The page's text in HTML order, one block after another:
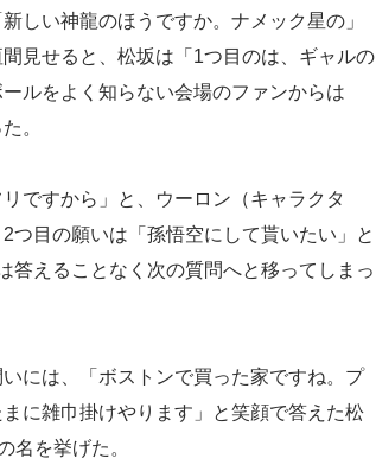
しい神龍のほうですか。ナメック星の」
見せると、松坂は「1つ目のは、ギャルの
ルをよく知らない会場のファンからは
。
ですから」と、ウーロン（キャラクタ
つ目の願いは「孫悟空にして貰いたい」と
答えることなく次の質問へと移ってしまっ
には、「ボストンで買った家ですね。プ
に雑巾掛けやります」と笑顔で答えた松
名を挙げた。